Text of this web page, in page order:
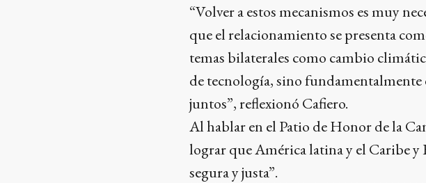
“Volver a estos mecanismos es muy
que el relacionamiento se presenta
temas bilaterales como cambio
de tecnología, sino
juntos”, reflexionó Cafiero.
Al hablar en el Patio de Honor de la
lograr que América latina y el Caribe y
segura y justa”.